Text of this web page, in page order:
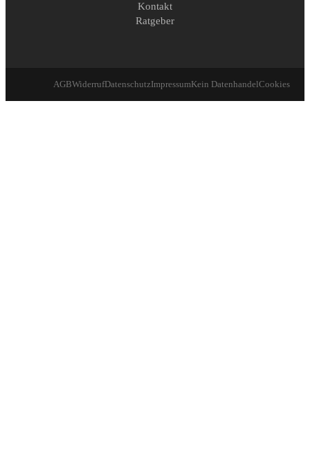
Kontakt
Ratgeber
AGBWiderrufDatenschutzImpressumKein DatenhandelCookies